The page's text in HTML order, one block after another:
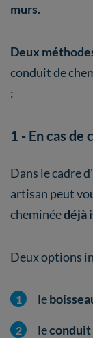
murs.
Deux
conduit de
:
1 - En cas
Dans le cadre
artisan peut
cheminéedéjà
Deux options
le
leconduit